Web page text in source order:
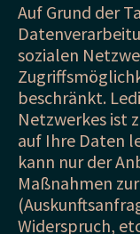
Auf Grund der
sozialen
beschränkt.
Netzwerkes ist
auf Ihre Daten
kann nur der
Maßnahmen
Widerspruch,